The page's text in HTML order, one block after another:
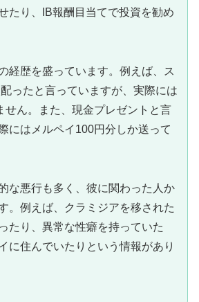
たり、IB報酬目当てで投資を勧め
経歴を盛っています。例えば、ス
ったと言っていますが、実際には
せん。また、現金プレゼントと言
にはメルペイ100円分しか送って
な悪行も多く、彼に関わった人か
。例えば、クラミジアを移された
たり、異常な性癖を持っていた
に住んでいたりという情報があり